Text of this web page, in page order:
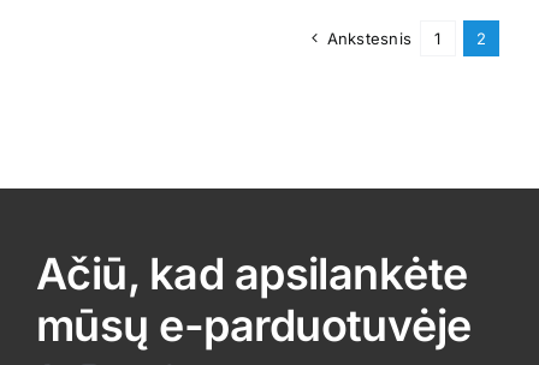
Ankstesnis 1 2
Ačiū, kad apsilankėte
mūsų e-parduotuvėje